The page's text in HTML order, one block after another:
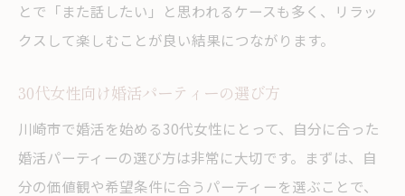
とで「また話したい」と思われるケースも多く、リラッ
クスして楽しむことが良い結果につながります。
30代女性向け婚活パーティーの選び方
川崎市で婚活を始める30代女性にとって、自分に合った
婚活パーティーの選び方は非常に大切です。まずは、自
分の価値観や希望条件に合うパーティーを選ぶことで、